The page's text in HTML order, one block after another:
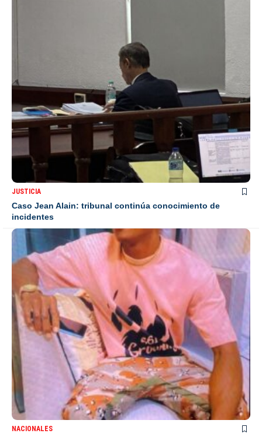
JUSTICIA
Caso Jean Alain: tribunal continúa conocimiento de
incidentes
NACIONALES